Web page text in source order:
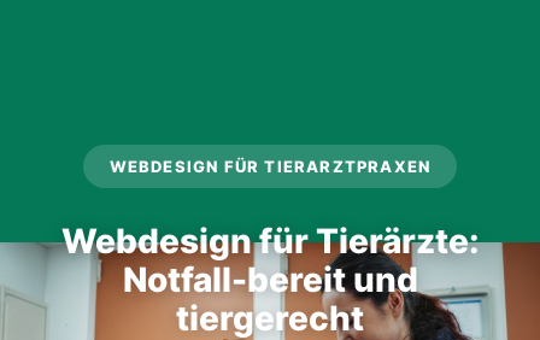
WEBDESIGN FÜR TIERARZTPRAXEN
Webdesign für Tierärzte:
Notfall-bereit und
tiergerecht